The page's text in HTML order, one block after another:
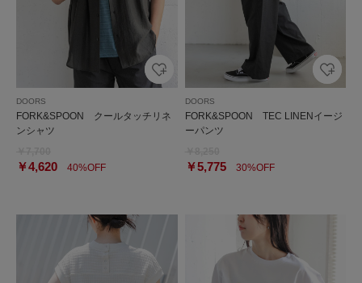
DOORS
FORK&SPOON クールタッチリネ
ンシャツ
￥4,620 40%OFF
DOORS
FORK&SPOON TEC LINENイージ
ーパンツ
￥5,77530%OFF